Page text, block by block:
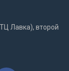
Лавка), второй